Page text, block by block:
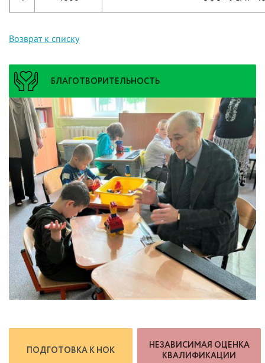
Возврат к списку
БЛАГОТВОРИТЕЛЬНОСТЬ
ПОДГОТОВКА К НОК
НЕЗАВИСИМАЯ ОЦЕНКА
КВАЛИФИКАЦИИ